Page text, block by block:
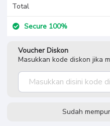
Total
Secure 100%
Voucher Diskon
Masukkan kode diskon jika
Sudah